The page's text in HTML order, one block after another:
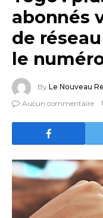
abonnés
de
le
By Le Nouveau
Aucun commentaire